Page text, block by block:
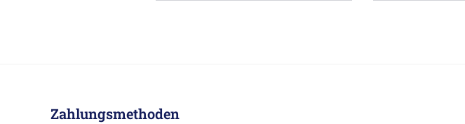
Zahlungsmethoden